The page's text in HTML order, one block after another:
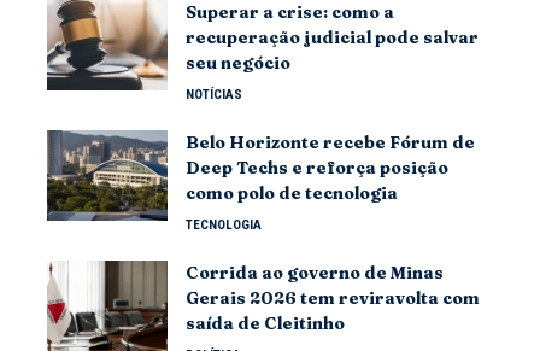
Superar a crise: como a
recuperação judicial pode salvar
seu negócio
NOTÍCIAS
Belo Horizonte recebe Fórum de
Deep Techs e reforça posição
como polo de tecnologia
TECNOLOGIA
Corrida ao governo de Minas
Gerais 2026 tem reviravolta com
saída de Cleitinho